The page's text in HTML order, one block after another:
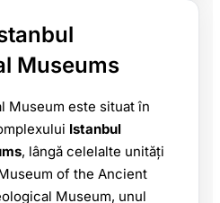
Museums
Museum este situat în
Istanbul
, lângă celelalte unități
of the Ancient
Museum, unul